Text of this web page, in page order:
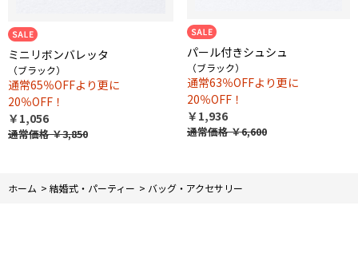
ミニリボンバレッタ
（ブラック）
通常65％OFFより更に
20％OFF！
￥1,056
通常価格￥3,850
パール付きシュシュ
（ブラック）
通常63％OFFより更に
20％OFF！
￥1,936
通常価格￥6,600
ホーム > 結婚式・パーティー > バッグ・アクセサリー